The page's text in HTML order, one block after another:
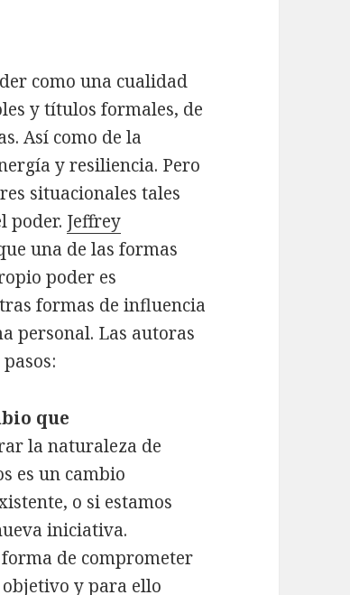
como una cualidad
y títulos formales, de
Así como de la
y resiliencia. Pero
situacionales tales
poder. Jeffrey
una de las formas
poder es
formas de influencia
personal. Las autoras
que
la naturaleza de
es un cambio
o si estamos
iniciativa.
de comprometer
y para ello